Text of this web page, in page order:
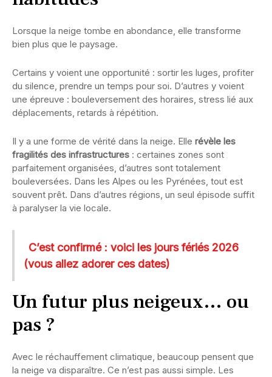
Lorsque la neige tombe en abondance, elle transforme
bien plus que le paysage.
Certains y voient une opportunité : sortir les luges, profiter
du silence, prendre un temps pour soi. D’autres y voient
une épreuve : bouleversement des horaires, stress lié aux
déplacements, retards à répétition.
Il y a une forme de vérité dans la neige. Elle révèle les
fragilités des infrastructures : certaines zones sont
parfaitement organisées, d’autres sont totalement
bouleversées. Dans les Alpes ou les Pyrénées, tout est
souvent prêt. Dans d’autres régions, un seul épisode suffit
à paralyser la vie locale.
C’est confirmé : voici les jours fériés 2026
(vous allez adorer ces dates)
Un futur plus neigeux… ou
pas ?
Avec le réchauffement climatique, beaucoup pensent que
la neige va disparaître. Ce n’est pas aussi simple. Les